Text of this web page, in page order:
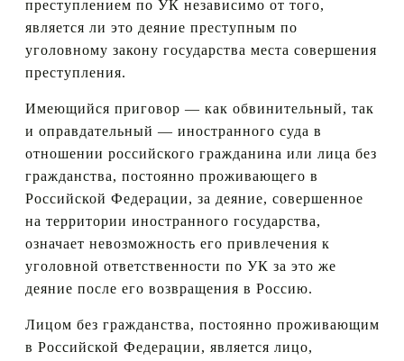
преступлением по УК независимо от того,
является ли это деяние преступным по
уголовному закону государства места совершения
преступления.
Имеющийся приговор — как обвинительный, так
и оправдательный — иностранного суда в
отношении российского гражданина или лица без
гражданства, постоянно проживающего в
Российской Федерации, за деяние, совершенное
на территории иностранного государства,
означает невозможность его привлечения к
уголовной ответственности по УК за это же
деяние после его возвращения в Россию.
Лицом без гражданства, постоянно проживающим
в Российской Федерации, является лицо,